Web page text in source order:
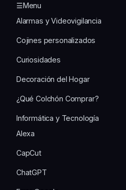
☰Menu
Alarmas y Videovigilancia
Cojines personalizados
Curiosidades
Decoración del Hogar
¿Qué Colchón Comprar?
Informática y Tecnología
Alexa
CapCut
ChatGPT